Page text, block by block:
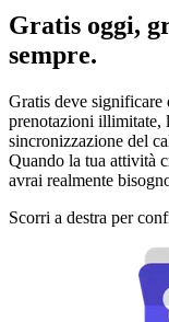
Gratis oggi,
sempre.
Gratis deve
prenotazioni illimitate,
sincronizzazione del
Quando la tua attività
avrai realmente
Scorri a destra per